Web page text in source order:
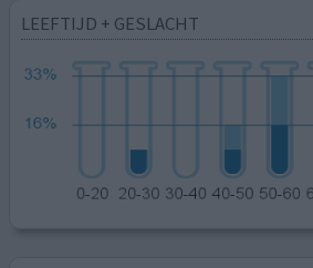
LEEFTIJD + GESLACHT